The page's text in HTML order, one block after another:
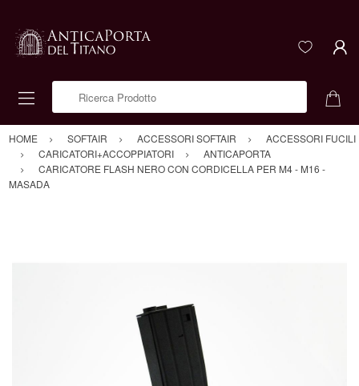
HOME SOFTAIR ACCESSORI SOFTAIR
ACCESSORI FUCILI
CARICATORI+ACCOPPIATORI
ANTICAPORTA
CARICATORE FLASH NERO CON CORDICELLA PER M4 - M16 -
MASADA